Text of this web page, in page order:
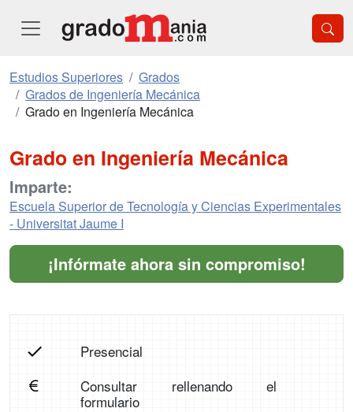
Estudios Superiores
Grados
Grados de Ingeniería Mecánica
Grado en Ingeniería Mecánica
Grado en Ingeniería Mecánica
Imparte:
Escuela Superior de Tecnología y Ciencias Experimentales
- Universitat Jaume I
¡Infórmate ahora sin compromiso!
Presencial
Consultar rellenando el
formulario